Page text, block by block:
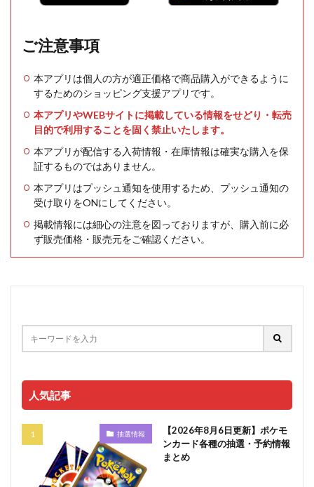
ご注意事項
本アプリは個人の方が適正価格で商品購入ができるように
するためのショッピング支援アプリです。
本アプリやWEBサイトに掲載している情報をせどり・転売
目的で利用することを固く禁止いたします。
本アプリが配信する入荷情報・在庫情報は確実な購入を保
証するものではありません。
本アプリはプッシュ通知を使用するため、プッシュ通知の
受け取りをONにしてください。
掲載情報には細心の注意を図っておりますが、購入前に必
ず販売価格・販売元をご確認ください。
人気記事
抽選情報
【2026年8月6日更新】ポケモ
ンカード各種の抽選・予約情報
まとめ